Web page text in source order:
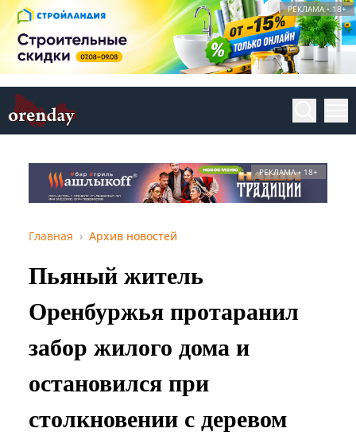
РЕКЛАМА • 18+
РЕКЛАМА • 18+
Главная Архив новостей
Пьяный житель
Оренбуржья протаранил
забор жилого дома и
остановился при
столкновении с деревом